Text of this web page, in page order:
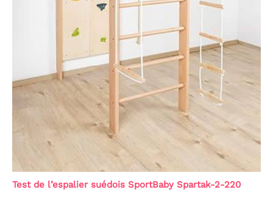
Test de l’espalier suédois SportBaby Spartak-2-220